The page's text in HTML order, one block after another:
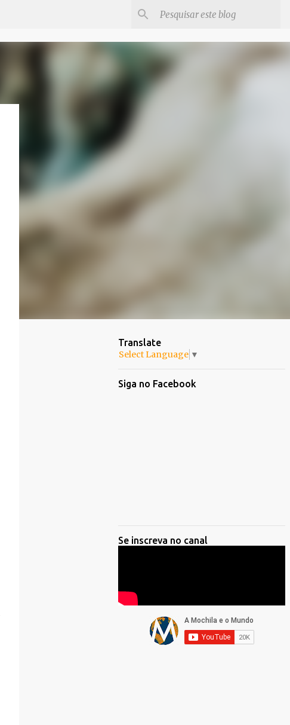
Translate
Select Language ▼
Siga no Facebook
Se inscreva no canal